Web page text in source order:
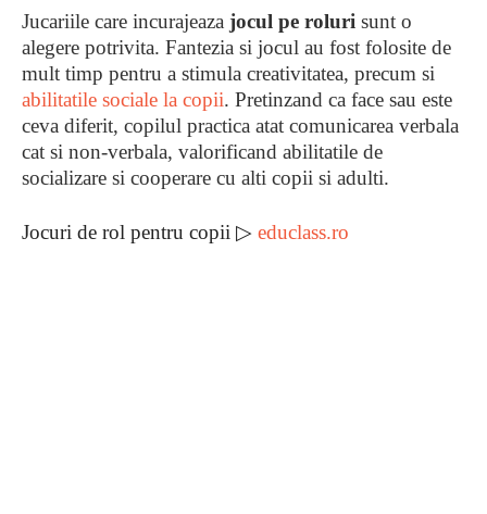
Jucariile care incurajeaza jocul pe roluri sunt o
alegere potrivita. Fantezia si jocul au fost folosite de
mult timp pentru a stimula creativitatea, precum si
abilitatile sociale la copii. Pretinzand ca face sau este
ceva diferit, copilul practica atat comunicarea verbala
cat si non-verbala, valorificand abilitatile de
socializare si cooperare cu alti copii si adulti.
Jocuri de rol pentru copii ▷ educlass.ro